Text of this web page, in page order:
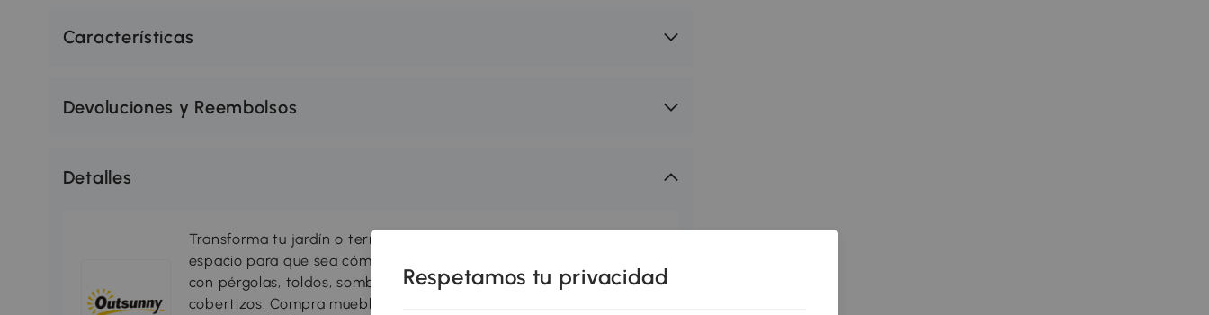
Características
Devoluciones y Reembolsos
Detalles
Transforma tu jardín o terraza en tu zona favorita. Prepara el
espacio para que sea cómodo, práctico y acogedor. Puedes hacerlo
con pérgolas, toldos, sombrillas, suelos de exterior, jardineras y
cobertizos. Compra muebles de exterior cómodos y elegantes,
Respetamos tu privacidad